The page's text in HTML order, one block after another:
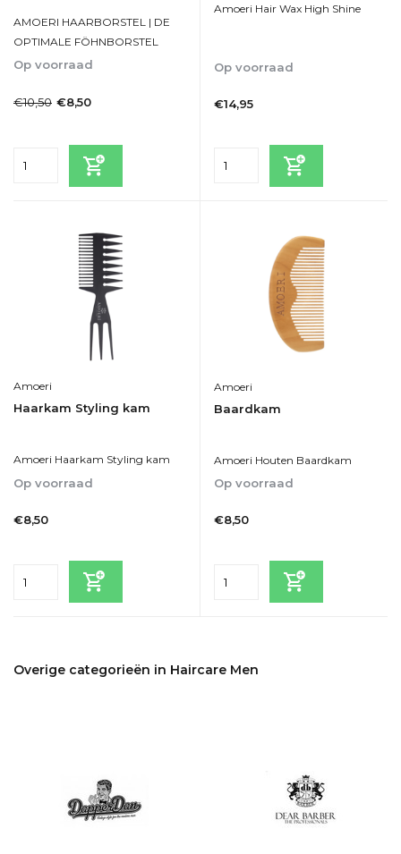
AMOERI HAARBORSTEL | DE
OPTIMALE FÖHNBORSTEL
Op voorraad
€10,50 €8,50
Amoeri Hair Wax High Shine
Op voorraad
€14,95
Amoeri
Haarkam Styling kam
Amoeri Haarkam Styling kam
Op voorraad
€8,50
Amoeri
Baardkam
Amoeri Houten Baardkam
Op voorraad
€8,50
Overige categorieën in Haircare Men